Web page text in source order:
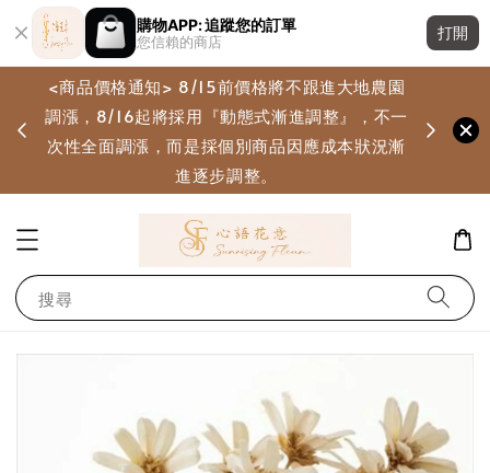
購物APP: 追蹤您的訂單
您信賴的商店
打開
<商品價格通知> 8/15前價格將不跟進大地農園
調漲，8/16起將採用『動態式漸進調整』，不一
次性全面調漲，而是採個別商品因應成本狀況漸
進逐步調整。
搜尋